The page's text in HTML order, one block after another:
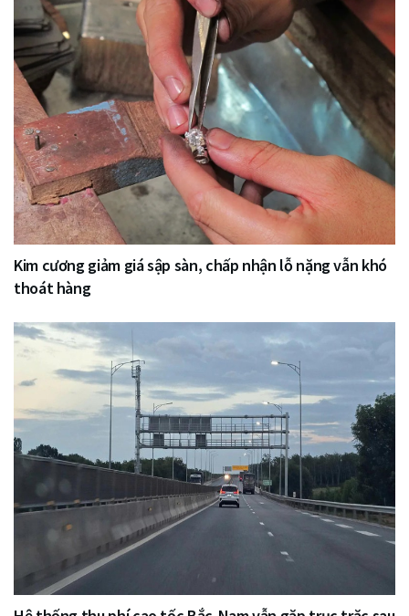
Kim cương giảm giá sập sàn, chấp nhận lỗ nặng vẫn khó
thoát hàng